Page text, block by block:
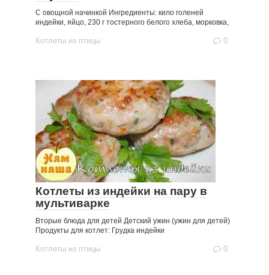
С овощной начинкой Ингредиенты: кило голеней
индейки, яйцо, 230 г тостерного белого хлеба, морковка,
Котлеты из птицы 0
Котлеты из индейки на пару в
мультиварке
Вторые блюда для детей Детский ужин (ужин для детей)
Продукты для котлет: Грудка индейки
Котлеты из птицы 0